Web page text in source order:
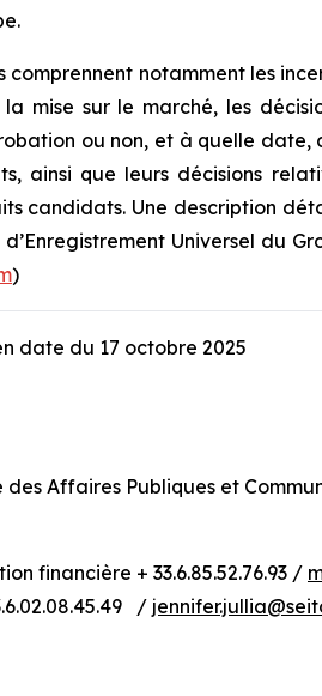
comprennent notamment les
mise sur le marché, les
ou non, et à quelle date,
ainsi que leurs décisions
candidats. Une description
Universel du
)
date du 17 octobre 2025
Affaires Publiques et
financière + 33.6.85.52.76.93 /
/